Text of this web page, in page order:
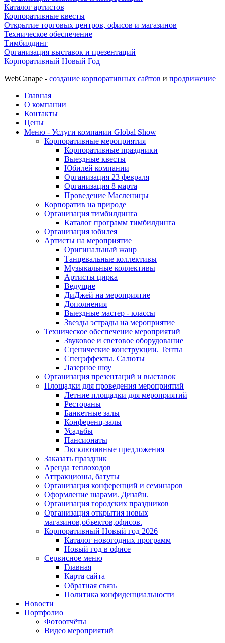
Каталог артистов
Корпоративные квесты
Открытие торговых центров, офисов и магазинов
Техническое обеспечение
Тимбилдинг
Организация выставок и презентаций
Корпоративный Новый Год
WebCanape - создание корпоративных сайтов и продвижение
Главная
О компании
Контакты
Цены
Меню - Услуги компании Global Show
Корпоративные мероприятия
Корпоративные праздники
Выездные квесты
Юбилей компании
Организация 23 февраля
Организация 8 марта
Проведение Масленицы
Корпоратив на природе
Организация тимбилдинга
Каталог программ тимбилдинга
Организация юбилея
Артисты на мероприятие
Оригинальный жанр
Танцевальные коллективы
Музыкальные коллективы
Артисты цирка
Ведущие
ДиДжей на мероприятие
Дополнения
Выездные мастер - классы
Звезды эстрады на мероприятие
Техническое обеспечение мероприятий
Звуковое и световое оборудование
Сценические конструкции. Тенты
Спецэффекты. Салюты
Лазерное шоу
Организация презентаций и выставок
Площадки для проведения мероприятий
Летние площадки для мероприятий
Рестораны
Банкетные залы
Конференц-залы
Усадьбы
Пансионаты
Эксклюзивные предложения
Заказать праздник
Аренда теплоходов
Аттракционы, батуты
Организация конференций и семинаров
Оформление шарами. Дизайн.
Организация городских праздников
Организация открытия новых
магазинов,объектов,офисов.
Корпоративный Новый год 2026
Каталог новогодних программ
Новый год в офисе
Сервисное меню
Главная
Карта сайта
Обратная связь
Политика конфиденциальности
Новости
Портфолио
Фотоотчёты
Видео мероприятий